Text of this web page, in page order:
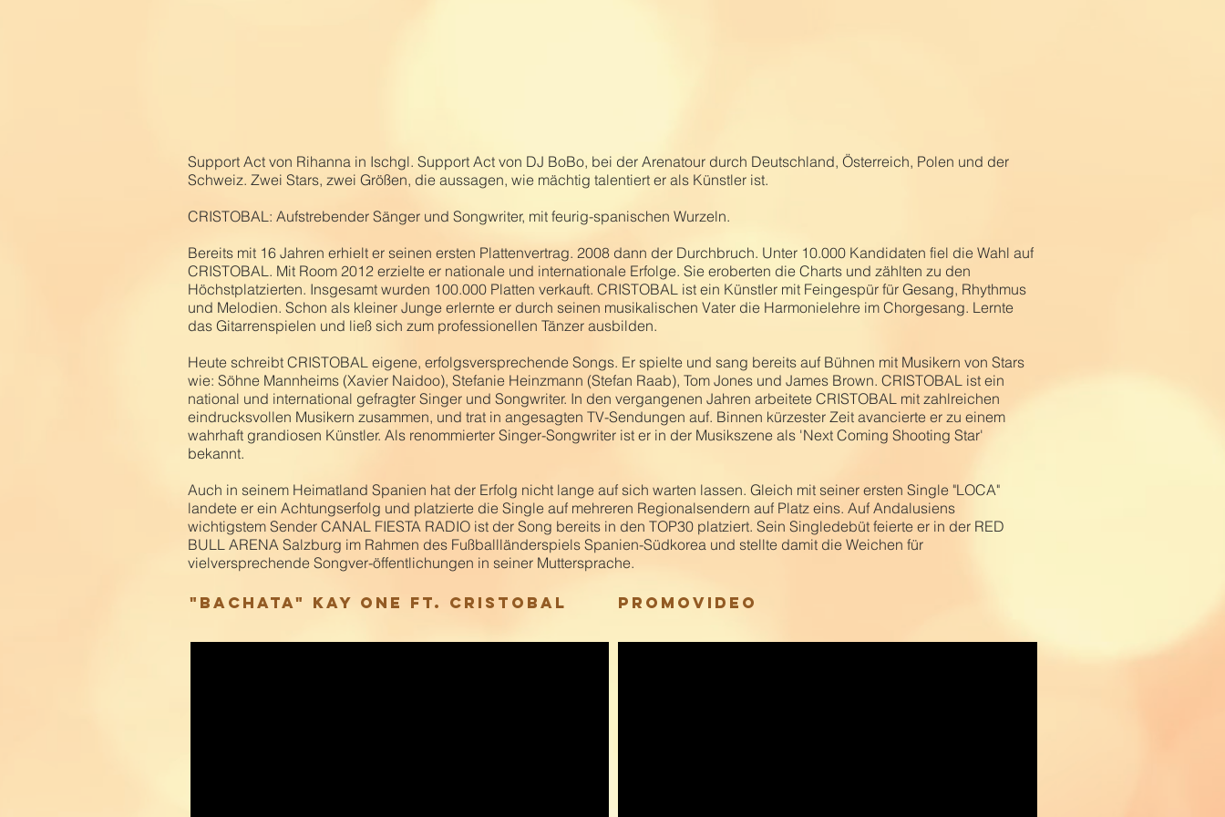
"BACHATA" KAY ONE fT. CRISTOBAL Promovideo
Support Act von Rihanna in Ischgl. Support Act von DJ BoBo, bei der Arenatour durch Deutschland, Österreich, Polen und der
Schweiz. Zwei Stars, zwei Größen, die aussagen, wie mächtig talentiert er als Künstler ist.
CRISTOBAL: Aufstrebender Sänger und Songwriter, mit feurig-spanischen Wurzeln.
Bereits mit 16 Jahren erhielt er seinen ersten Plattenvertrag. 2008 dann der Durchbruch. Unter 10.000 Kandidaten fiel die Wahl auf
CRISTOBAL. Mit Room 2012 erzielte er nationale und internationale Erfolge. Sie eroberten die Charts und zählten zu den
Höchstplatzierten. Insgesamt wurden 100.000 Platten verkauft. CRISTOBAL ist ein Künstler mit Feingespür für Gesang, Rhythmus
und Melodien. Schon als kleiner Junge erlernte er durch seinen musikalischen Vater die Harmonielehre im Chorgesang. Lernte
das Gitarrenspielen und ließ sich zum professionellen Tänzer ausbilden.
Heute schreibt CRISTOBAL eigene, erfolgsversprechende Songs. Er spielte und sang bereits auf Bühnen mit Musikern von Stars
wie: Söhne Mannheims (Xavier Naidoo), Stefanie Heinzmann (Stefan Raab), Tom Jones und James Brown. CRISTOBAL ist ein
national und international gefragter Singer und Songwriter. In den vergangenen Jahren arbeitete CRISTOBAL mit zahlreichen
eindrucksvollen Musikern zusammen, und trat in angesagten TV-Sendungen auf. Binnen kürzester Zeit avancierte er zu einem
wahrhaft grandiosen Künstler. Als renommierter Singer-Songwriter ist er in der Musikszene als 'Next Coming Shooting Star'
bekannt.
Auch in seinem Heimatland Spanien hat der Erfolg nicht lange auf sich warten lassen. Gleich mit seiner ersten Single "LOCA"
landete er ein Achtungserfolg und platzierte die Single auf mehreren Regionalsendern auf Platz eins. Auf Andalusiens
wichtigstem Sender CANAL FIESTA RADIO ist der Song bereits in den TOP30 platziert. Sein Singledebüt feierte er in der RED
BULL ARENA Salzburg im Rahmen des Fußballländerspiels Spanien-Südkorea und stellte damit die Weichen für
vielversprechende Songver-öffentlichungen in seiner Muttersprache.